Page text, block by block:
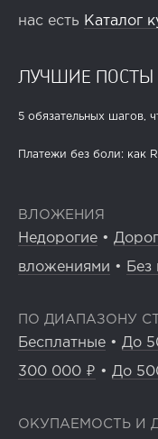
нас есть Каталог
ЛУЧШИЕ ПОСТЫ
5 обязательных шагов,
Платежи без боли: как
ВЛОЖЕНИЯ
Недорогие •
вложениями • Без
ПО ДИАПАЗОНУ
Бесплатные • До
300 000 ₽ • До
ОКУПАЕМОСТЬ И